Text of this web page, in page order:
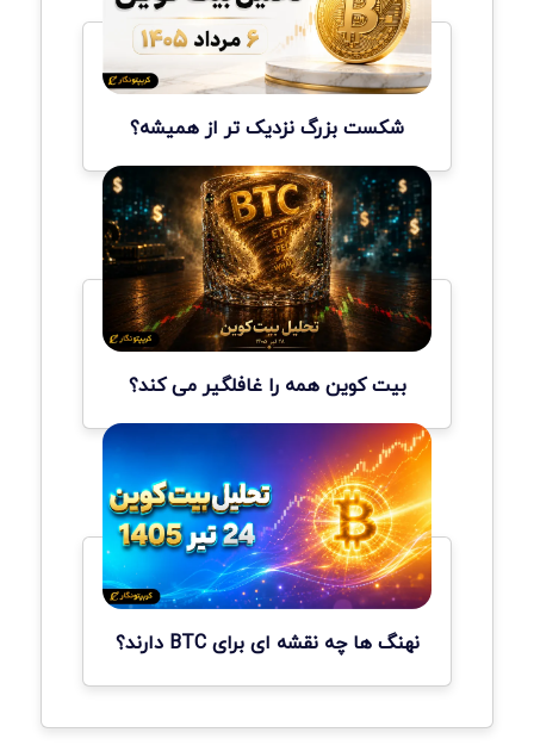
شکست بزرگ نزدیک تر از همیشه؟
بیت کوین همه را غافلگیر می کند؟
نهنگ ها چه نقشه ای برای BTC دارند؟